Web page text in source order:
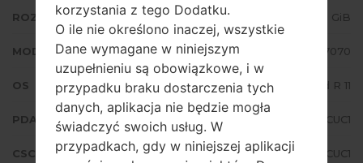
ROZMIAR PLIKU 5.55 GiB
MODEL Samsung SM-F7070
OS Android R 11
PDA/AP WERSJA F7070ZHS1CUC1
CSC WERSJA F7070OZS1CUC1
korzystania z tego Dodatku.
O ile nie określono inaczej, wszystkie
Dane wymagane w niniejszym
uzupełnieniu są obowiązkowe, i w
przypadku braku dostarczenia tych
danych, aplikacja nie będzie mogła
świadczyć swoich usług. W
przypadkach, gdy w niniejszej aplikacji